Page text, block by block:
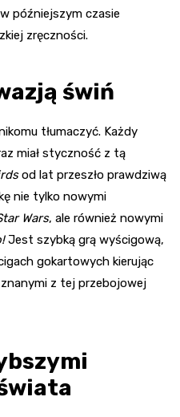
późniejszym czasie
zręczności.
świń
tłumaczyć. Każdy
miał styczność z tą
od lat przeszło prawdziwą
nie tylko nowymi
Wars, ale również nowymi
Jest szybką grą wyścigową,
gokartowych kierując
z tej przebojowej